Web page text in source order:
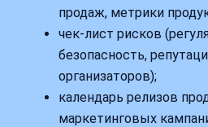
продаж, метрики
чек‑лист рисков
безопасность,
организаторов);
календарь релизов
маркетинговых